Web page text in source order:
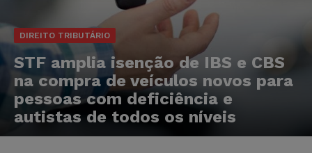
DIREITO TRIBUTÁRIO
STF amplia isenção de IBS e CBS
na compra de veículos novos para
pessoas com deficiência e
autistas de todos os níveis